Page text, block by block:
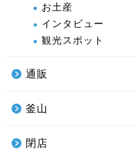
お土産
インタビュー
観光スポット
通販
釜山
閉店